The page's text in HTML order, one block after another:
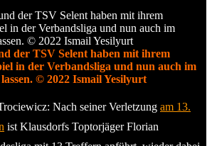
der TSV Selent haben mit ihrem
in der Verbandsliga und nun auch im
© 2022 Ismail Yesilyurt
Nach seiner Verletzung am 13.
ist Klausdorfs Toptorjäger Florian